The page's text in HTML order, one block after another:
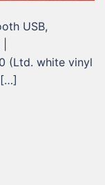
USB,
(Ltd. white vinyl
[…]